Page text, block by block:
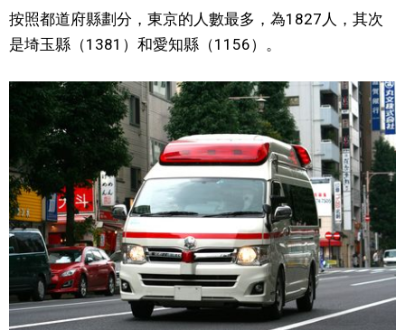
財經
文化
科學技術
生活
運動
娛樂
按照都道府縣劃分，東京的人數最多，為1827人，其次
是埼玉縣（1381）和愛知縣（1156）。